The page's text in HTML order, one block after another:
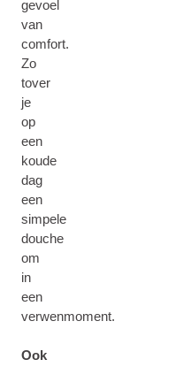
gevoel
van
comfort.
Zo
tover
je
op
een
koude
dag
een
simpele
douche
om
in
een
verwenmoment.
Ook